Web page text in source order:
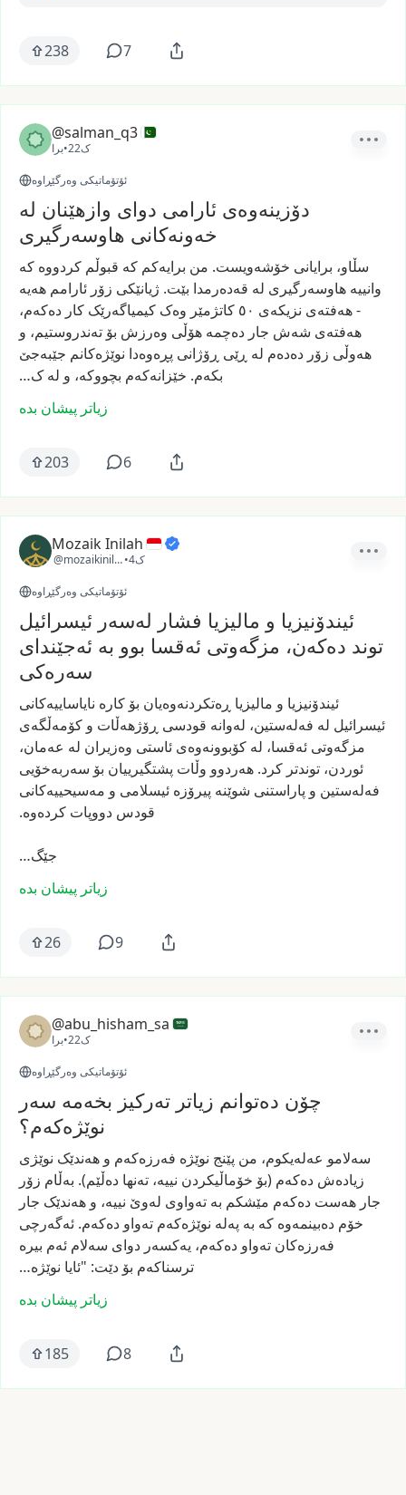
238 7
@salman_q3
برا• 22ک
ئۆتۆماتیکی وەرگێڕاوە
دۆزینەوەی ئارامی دوای وازهێنان لە
خەونەکانی هاوسەرگیری
سڵاو، برایانی خۆشەویست. من برایەکم کە قبوڵم کردووە کە
وانییە هاوسەرگیری لە قەدەرمدا بێت. ژیانێکی زۆر ئارامم هەیە
-هەفتەی نزیکەی ٥٠ کاتژمێر وەک کیمیاگەرێک کار دەکەم،
هەفتەی شەش جار دەچمە هۆڵی وەرزش بۆ تەندروستیم، و
هەوڵی زۆر دەدەم لە ڕێی ڕۆژانی پڕەوەدا نوێژەکانم جێبەجێ
بکەم. خێزانەکەم بچووکە، و لە ک…
زیاتر پیشان بدە
203 6
Mozaik Inilah
@mozaikinilah• 4ک
ئۆتۆماتیکی وەرگێڕاوە
ئیندۆنیزیا و مالیزیا فشار لەسەر ئیسرائیل
توند دەکەن، مزگەوتی ئەقسا بوو بە ئەجێندای
سەرەکی
ئیندۆنیزیا و مالیزیا ڕەتکردنەوەیان بۆ کارە نایاساییەکانی
ئیسرائیل لە فەلەستین، لەوانە قودسی ڕۆژهەڵات و کۆمەڵگەی
مزگەوتی ئەقسا، لە کۆبوونەوەی ئاستی وەزیران لە عەمان،
ئوردن، توندتر کرد. هەردوو وڵات پشتگیرییان بۆ سەربەخۆیی
فەلەستین و پاراستنی شوێنە پیرۆزە ئیسلامی و مەسیحییەکانی
قودس دووپات کردەوە.
جێگ…
زیاتر پیشان بدە
26 9
@abu_hisham_sa
برا• 22ک
ئۆتۆماتیکی وەرگێڕاوە
چۆن دەتوانم زیاتر تەرکیز بخەمە سەر
نوێژەکەم؟
سەلامو عەلەیکوم، من پێنج نوێژە فەرزەکەم و هەندێک نوێژی
زیادەش دەکەم (بۆ خۆماڵیکردن نییە، تەنها دەڵێم). بەڵام زۆر
جار هەست دەکەم مێشکم بە تەواوی لەوێ نییە، و هەندێک جار
خۆم دەبینمەوە کە بە پەلە نوێژەکەم تەواو دەکەم. ئەگەرچی
فەرزەکان تەواو دەکەم، یەکسەر دوای سەلام ئەم بیرە
ترسناکەم بۆ دێت: "ئایا نوێژە…
زیاتر پیشان بدە
185 8